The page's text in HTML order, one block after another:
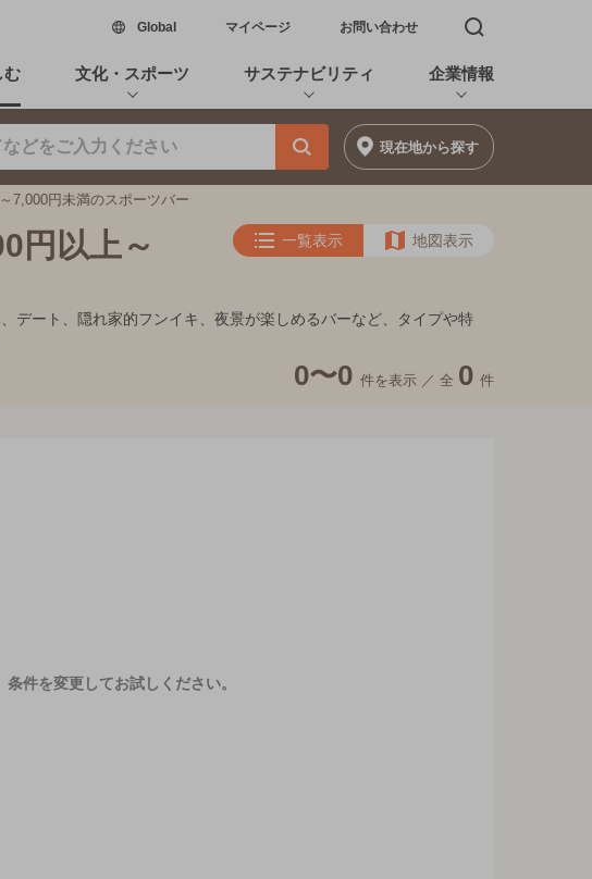
Global新しいウィンドウで開く
マイページ お問い合わせ 検索窓を開く
む 文化・スポーツ サステナビリティ 企業情報
現在地から探す
7,000円未満のスポーツバー
円以上～
一覧表示 地図表示
デート、隠れ家的フンイキ、夜景が楽しめるバーなど、タイプや特
0〜0 件を表示 ／ 全 0 件
条件を変更してお試しください。